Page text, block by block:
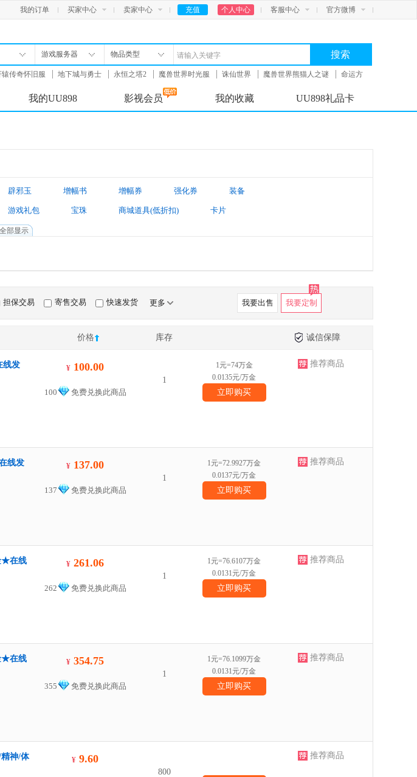
我的订单 买家中心 卖家中心 充值 个人中心 客服中心 官方微博
游戏服务器 物品类型 搜索
辕传奇怀旧服 地下城与勇士 永恒之塔2 魔兽世界时光服 诛仙世界 魔兽世界熊猫人之谜
命运方
我的UU898 影视会员 我的收藏 UU898礼品卡
辟邪玉 增幅书 增幅券 强化券 装备
游戏礼包 宝珠 商城道具(低折扣) 卡片
游戏账号
全部显示
我要出售 我要定制
担保交易 寄售交易 快速发货 更多
价格 库存 诚信保障
线发
¥ 100.00
100 免费兑换此商品
1
1元=74万金
0.0135元/万金
立即购买
推荐商品
线发
¥ 137.00
137 免费兑换此商品
1
1元=72.9927万金
0.0137元/万金
立即购买
推荐商品
★在线
¥ 261.06
262 免费兑换此商品
1
1元=76.6107万金
0.0131元/万金
立即购买
推荐商品
★在线
¥ 354.75
355 免费兑换此商品
1
1元=76.1099万金
0.0131元/万金
立即购买
推荐商品
精神/体
¥ 9.60
800
推荐商品